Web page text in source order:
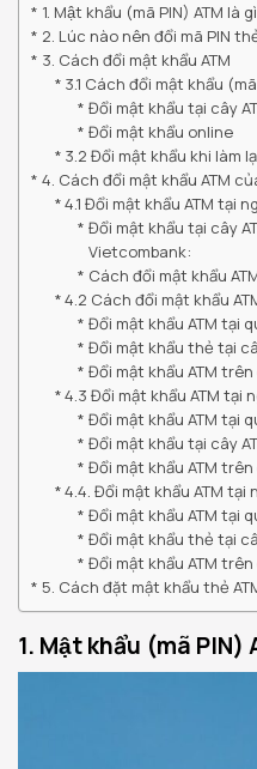
1. Mật khẩu (mã PIN) ATM là
2. Lúc nào nên đổi mã PIN
3. Cách đổi mật khẩu ATM
3.1 Cách đổi mật khẩu
Đổi mật khẩu tại cây
Đổi mật khẩu online
3.2 Đổi mật khẩu khi làm
4. Cách đổi mật khẩu ATM
4.1 Đổi mật khẩu ATM tại
Đổi mật khẩu tại cây
Vietcombank:
Cách đổi mật khẩu
4.2 Cách đổi mật khẩu
Đổi mật khẩu ATM tại
Đổi mật khẩu thẻ tại
Đổi mật khẩu ATM
4.3 Đổi mật khẩu ATM tại
Đổi mật khẩu ATM tại
Đổi mật khẩu tại cây
Đổi mật khẩu ATM
4.4. Đổi mật khẩu ATM tại
Đổi mật khẩu ATM tại
Đổi mật khẩu thẻ tại
Đổi mật khẩu ATM
5. Cách đặt mật khẩu thẻ
1. Mật khẩu (mã PIN)